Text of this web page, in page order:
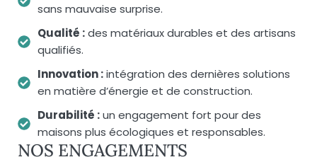
sans mauvaise surprise.
Qualité :des matériaux durables et des artisans
qualifiés.
Innovation :intégration des dernières solutions
en matière d’énergie et de construction.
Durabilité :un engagement fort pour des
maisons plus écologiques et responsables.
NOS ENGAGEMENTS